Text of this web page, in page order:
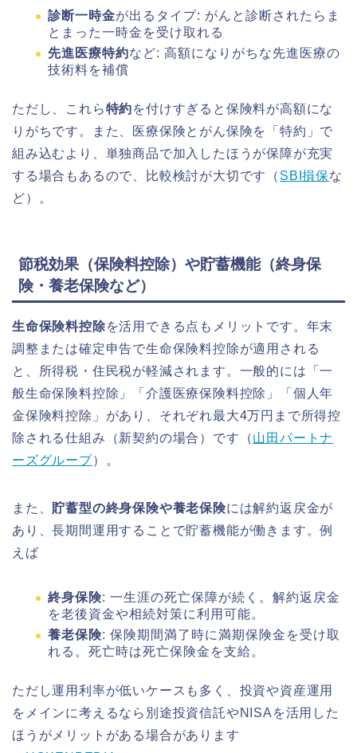
診断一時金が出るタイプ: がんと診断されたらま
とまった一時金を受け取れる
先進医療特約など: 高額になりがちな先進医療の
技術料を補償
ただし、これら特約を付けすぎると保険料が高額にな
りがちです。また、医療保険とがん保険を「特約」で
組み込むより、単独商品で加入したほうが保障が充実
する場合もあるので、比較検討が大切です（ SBI損保な
ど）。
節税効果（保険料控除）や貯蓄機能（終身保
険・養老保険など）
生命保険料控除を活用できる点もメリットです。年末
調整または確定申告で生命保険料控除が適用される
と、所得税・住民税が軽減されます。一般的には「一
般生命保険料控除」「介護医療保険料控除」「個人年
金保険料控除」があり、それぞれ最大4万円まで所得控
除される仕組み（新契約の場合）です（山田パートナ
ーズグループ）。
また、 貯蓄型の終身保険や養老保険には解約返戻金が
あり、長期間運用することで貯蓄機能が働きます。例
えば
終身保険: 一生涯の死亡保障が続く。解約返戻金
を老後資金や相続対策に利用可能。
養老保険: 保険期間満了時に満期保険金を受け取
れる。死亡時は死亡保険金を支給。
ただし運用利率が低いケースも多く、投資や資産運用
をメインに考えるなら別途投資信託やNISAを活用した
ほうがメリットがある場合があります